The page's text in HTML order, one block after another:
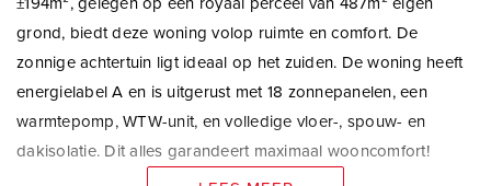
grond, biedt deze woning volop ruimte en comfort. De
zonnige achtertuin ligt ideaal op het zuiden. De woning heeft
energielabel A en is uitgerust met 18 zonnepanelen, een
warmtepomp, WTW-unit, en volledige vloer-, spouw- en
dakisolatie. Dit alles garandeert maximaal wooncomfort!